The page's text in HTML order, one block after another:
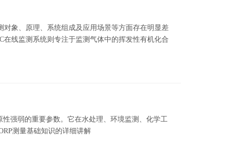
象、原理、系统组成及应用场景等方面存在明显差
线监测系统则专注于监测气体中的挥发性有机化合
性强弱的重要参数。它在水处理、环境监测、化学工
测量基础知识的详细讲解